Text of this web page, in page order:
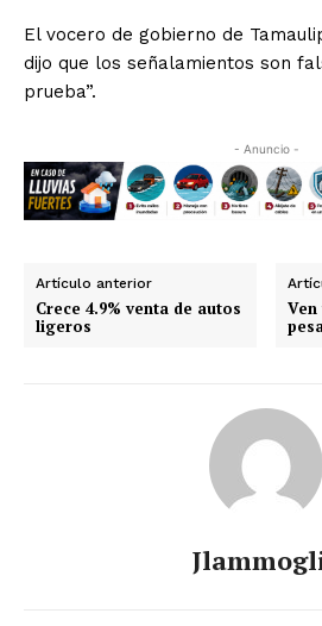
El vocero de gobierno de
dijo que los señalamientos son
prueba”.
- Anuncio -
Artículo anterior
Crece 4.9% venta de autos
ligeros
Ven